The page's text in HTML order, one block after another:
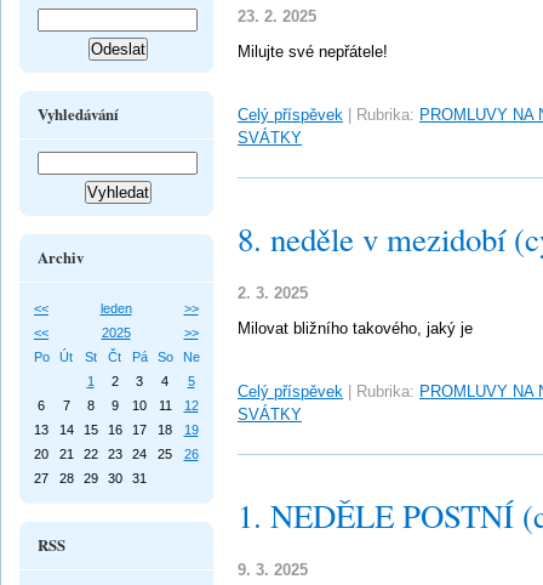
23. 2. 2025
Milujte své nepřátele!
Celý příspěvek Rubrika: PROMLUVY NA
SVÁTKY
8. neděle v mezidobí
2. 3. 2025
Milovat bližního takového, jaký je
Celý příspěvek Rubrika: PROMLUVY NA
SVÁTKY
1. NEDĚLE POSTNÍ
9. 3. 2025
Vyhledávání
Archiv
<< leden
>>
<<
2025
>>
Po
Út St Čt Pá So
Ne
1
2 3 4
5
6
7 8 9 10 11
12
13
14 15 16 17 18
19
20
21 22 23 24 25
26
27
28 29 30 31
RSS